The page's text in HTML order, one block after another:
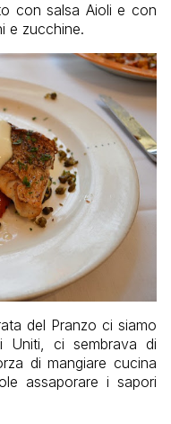
con salsa Aioli e con
e zucchine.
del Pranzo ci siamo
Uniti, ci sembrava di
di mangiare cucina
assaporare i sapori